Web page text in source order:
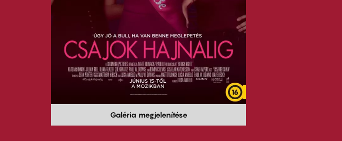
Galéria megjelenítése